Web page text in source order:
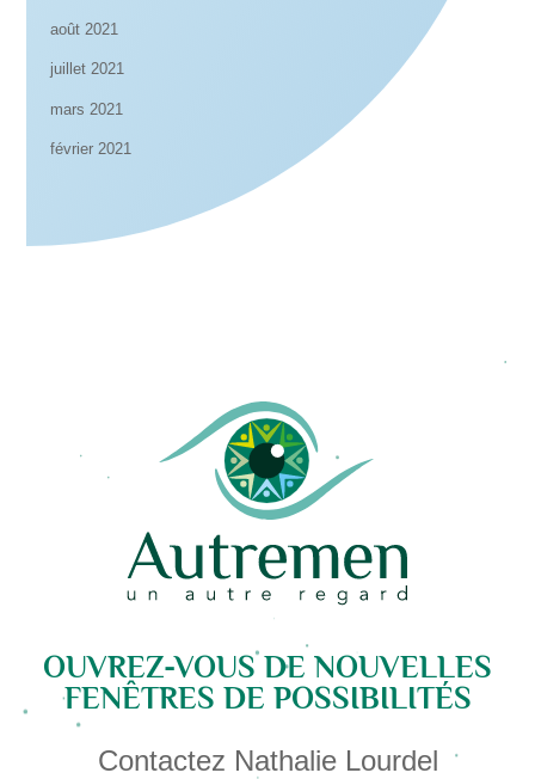
août 2021
juillet 2021
mars 2021
février 2021
OUVREZ-VOUS DE NOUVELLES
FENÊTRES DE POSSIBILITÉS
Contactez Nathalie Lourdel